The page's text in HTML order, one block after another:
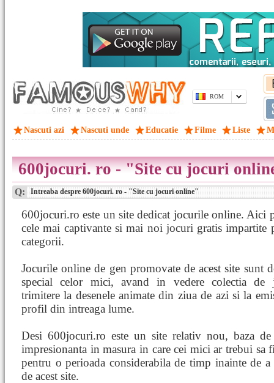
ROM
Nascuti azi Nascuti unde Educatie Filme Liste
600jocuri. ro - "Site cu jocuri
Q: Intreaba despre 600jocuri. ro - "Site cu jocuri online"
600jocuri.ro este un site dedicat jocurile online. Aici
cele mai captivante si mai noi jocuri gratis impartite
categorii.
Jocurile online de gen promovate de acest site sunt
special celor mici, avand in vedere colectia de
trimitere la desenele animate din ziua de azi si la
profil din intreaga lume.
Desi 600jocuri.ro este un site relativ nou, baza de
impresionanta in masura in care cei mici ar trebui sa
pentru o perioada considerabila de timp inainte de
de acest site.